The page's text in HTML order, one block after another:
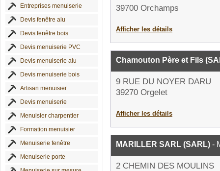
Entreprises menuiserie
Devis fenêtre alu
Devis fenêtre bois
Devis menuiserie PVC
Devis menuiserie alu
Devis menuiserie bois
Artisan menuisier
Devis menuiserie
Menuisier charpentier
Formation menuisier
Menuiserie fenêtre
Menuiserie porte
39700 Orchamps
Afficher les détails
Chamouton Père et Fils
9 RUE DU NOYER DARU
39270 Orgelet
Afficher les détails
MARILLER SARL (SARL) -
2 CHEMIN DES MOULINS